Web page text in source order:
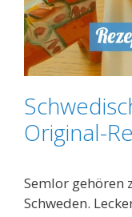
Original-
Semlor gehören
Schweden.